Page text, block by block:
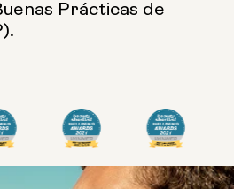
Prácticas de